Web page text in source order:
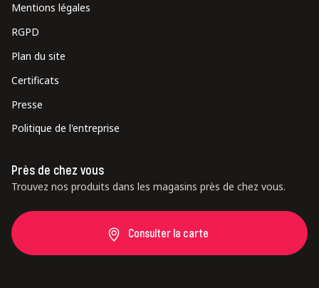
Mentions légales
RGPD
Plan du site
Certificats
Presse
Politique de l'entreprise
Près de chez vous
Trouvez nos produits dans les magasins près de chez vous.
Consulter la carte